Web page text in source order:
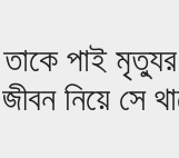
পাই
নিয়ে সে